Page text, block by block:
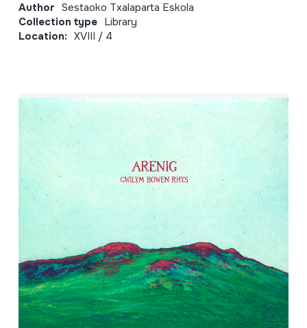
Author Sestaoko Txalaparta Eskola
Collection type Library
Location: XVIII / 4